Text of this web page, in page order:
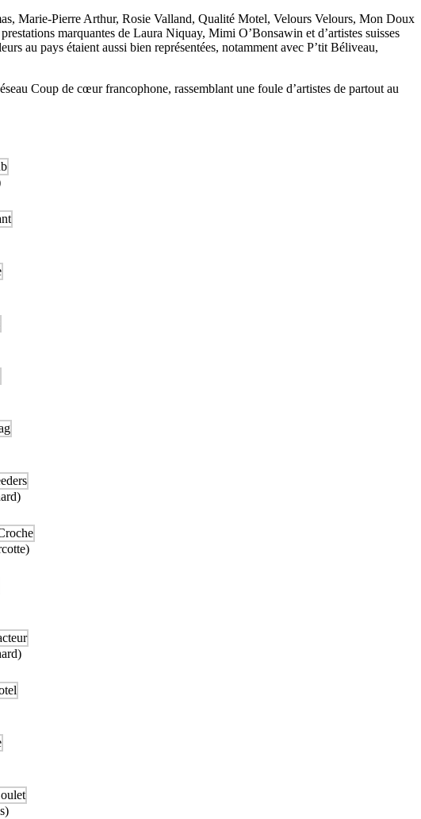
Marie-Pierre Arthur, Rosie Valland, Qualité Motel, Velours Velours, Mon Doux
marquantes de Laura Niquay, Mimi O’Bonsawin et d’artistes suisses
au pays étaient aussi bien représentées, notamment avec P’tit Béliveau,
Coup de cœur francophone, rassemblant une foule d’artistes de partout au